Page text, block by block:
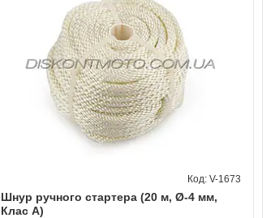
Шнур ручного стартера (20 м, Ø-4 мм,
Клас А)
V-1673